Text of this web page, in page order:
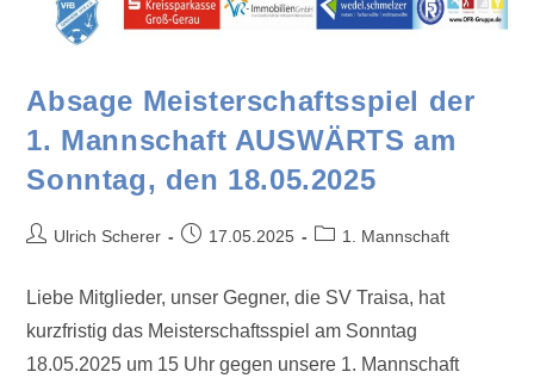
Absage Meisterschaftsspiel der
1. Mannschaft AUSWÄRTS am
Sonntag, den 18.05.2025
Ulrich Scherer 17.05.2025 1. Mannschaft
Liebe Mitglieder, unser Gegner, die SV Traisa, hat
kurzfristig das Meisterschaftsspiel am Sonntag
18.05.2025 um 15 Uhr gegen unsere 1. Mannschaft